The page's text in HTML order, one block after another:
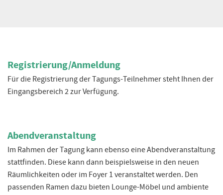
Registrierung/Anmeldung
Für die Registrierung der Tagungs-Teilnehmer steht Ihnen der
Eingangsbereich 2 zur Verfügung.
Abendveranstaltung
Im Rahmen der Tagung kann ebenso eine Abendveranstaltung
stattfinden. Diese kann dann beispielsweise in den neuen
Räumlichkeiten oder im Foyer 1 veranstaltet werden. Den
passenden Ramen dazu bieten Lounge-Möbel und ambiente